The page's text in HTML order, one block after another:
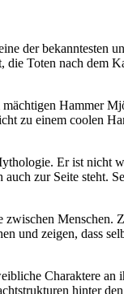
der bekanntesten
Toten nach dem
‌Hammer
‍zu einem coolen
Er ist nicht
zur Seite steht.
und zeigen,⁣ dass
Charaktere
hinter